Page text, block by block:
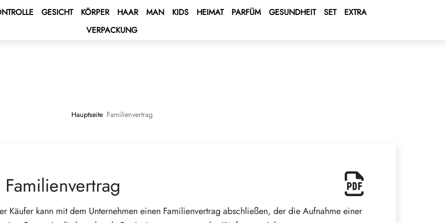
GESICHT KÖRPER HAAR MAN KIDS HEIMAT PARFÜM GESUNDHEIT SET
EXTRA
VERPACKUNG
– Gewinne ein Auto
Vertrag unterschreibtHauptseite Familienvertrag
Familienvertrag
Käufer kann mit dem Unternehmen einen Familienvertrag abschließen, der die Aufnahme einer